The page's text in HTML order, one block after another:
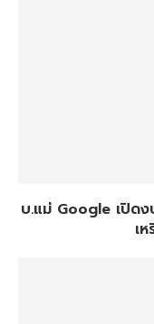
บ.แม่ Google เปิด
เ